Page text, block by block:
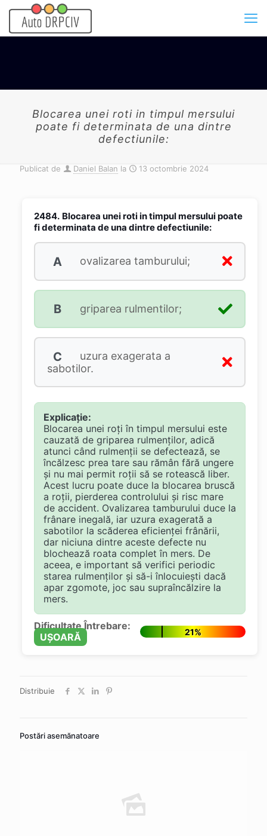
Blocarea unei roti in timpul mersului
poate fi determinata de una dintre
defectiunile:
Publicat de Daniel Balan la 13 octombrie 2024
2484. Blocarea unei roti in timpul mersului poate
fi determinata de una dintre defectiunile:
A ovalizarea tamburului;
B griparea rulmentilor;
C
uzura exagerata a
sabotilor.
Explicație:
Blocarea unei roți în timpul mersului este
cauzată de griparea rulmenților, adică
atunci când rulmenții se defectează, se
încălzesc prea tare sau rămân fără ungere
și nu mai permit roții să se rotească liber.
Acest lucru poate duce la blocarea bruscă
a roții, pierderea controlului și risc mare
de accident. Ovalizarea tamburului duce la
frânare inegală, iar uzura exagerată a
sabotilor la scăderea eficienței frânării,
dar niciuna dintre aceste defecte nu
blochează roata complet în mers. De
aceea, e important să verifici periodic
starea rulmenților și să-i înlocuiești dacă
apar zgomote, joc sau supraîncălzire la
mers.
Dificultate Întrebare:
UȘOARĂ
21%
Distribuie
Postări asemănatoare